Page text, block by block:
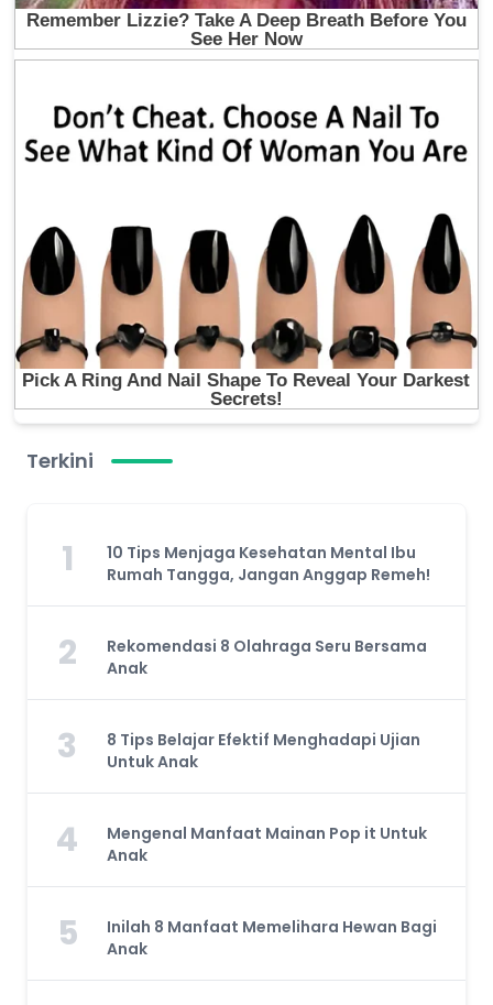
Terkini
1
10 Tips Menjaga Kesehatan Mental Ibu
Rumah Tangga, Jangan Anggap Remeh!
2
Rekomendasi 8 Olahraga Seru Bersama
Anak
3
8 Tips Belajar Efektif Menghadapi Ujian
Untuk Anak
4
Mengenal Manfaat Mainan Pop it Untuk
Anak
5
Inilah 8 Manfaat Memelihara Hewan Bagi
Anak